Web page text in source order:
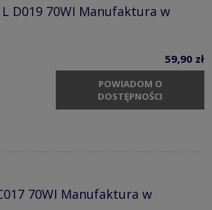
D019 70WI Manufaktura w
59,90 zł
POWIADOM O
DOSTĘPNOŚCI
70WI Manufaktura w